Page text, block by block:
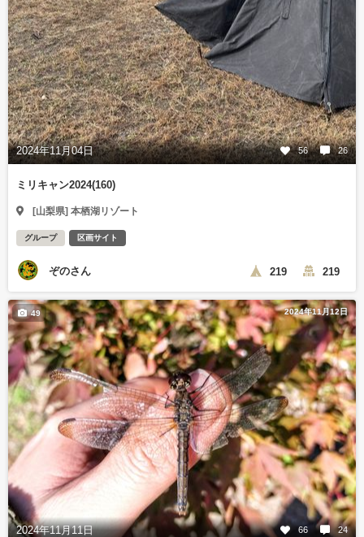
2024年11月04日 56 26
ミリキャン2024(160)
[山梨県] 本栖湖リゾート
グループ 区画サイト
ぞのさん 219 219
2024年11月12日
2024年11月11日 66 24
49